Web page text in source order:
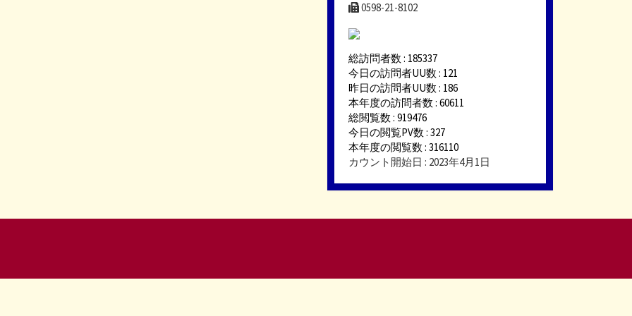
0598-21-8102
総訪問者数 : 185337
今日の訪問者UU数 : 121
昨日の訪問者UU数 : 186
本年度の訪問者数 : 60611
総閲覧数 : 919476
今日の閲覧PV数 : 327
本年度の閲覧数 : 316110
カウント開始日 : 2023年4月1日